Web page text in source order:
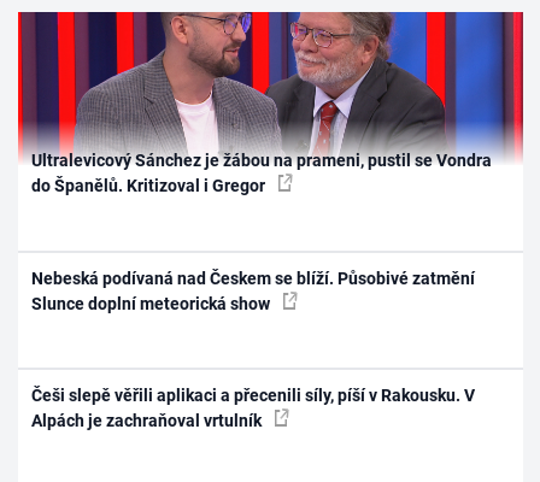
Ultralevicový Sánchez je žábou na prameni, pustil se Vondra
do Španělů. Kritizoval i Gregor
Nebeská podívaná nad Českem se blíží. Působivé zatmění
Slunce doplní meteorická show
Češi slepě věřili aplikaci a přecenili síly, píší v Rakousku. V
Alpách je zachraňoval vrtulník